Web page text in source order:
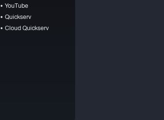
• YouTube
• Quickserv
• Cloud Quickserv